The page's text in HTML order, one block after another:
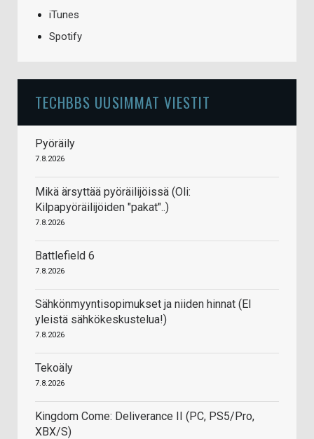
iTunes
Spotify
TECHBBS UUSIMMAT VIESTIT
Pyöräily
7.8.2026
Mikä ärsyttää pyöräilijöissä (Oli:
Kilpapyöräilijöiden "pakat"..)
7.8.2026
Battlefield 6
7.8.2026
Sähkönmyyntisopimukset ja niiden hinnat (EI
yleistä sähkökeskustelua!)
7.8.2026
Tekoäly
7.8.2026
Kingdom Come: Deliverance II (PC, PS5/Pro,
XBX/S)